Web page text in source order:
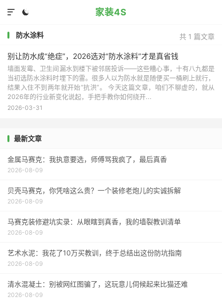
家装4S


共 1 篇文章
防水涂料
别让防水成“绝症”，2026选对“防水涂料”才是真省钱
墙面发霉、卫生间漏水到楼下被邻居投诉——这些糟心事，十有八九都是
当初选防水涂料时埋下的雷。很多人以为防水就是随便买一桶刷上就行，
结果入住不到两年就开始“抗洪”。 今天这篇文章，咱们不聊虚的，就从
2026年的行业新变化说起，手把手教你如何绕开...
2026-03-31
最新文章
金属马赛克：我执意要选，师傅骂我疯了，最后真香
2026-08-09
贝壳马赛克，你凭啥这么贵？一个装修老炮儿的实诚拆解
2026-08-09
马赛克装修避坑实录：从眼瞎到真香，我的墙裂教训清单
2026-08-09
艺术水泥：我花了10万买教训，终于总结出这份防坑指南
2026-08-09
清水混凝土：别被网红图骗了，这玩意儿伺候起来比猫还难
2026-08-09